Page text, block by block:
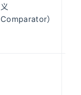
义
Comparator）